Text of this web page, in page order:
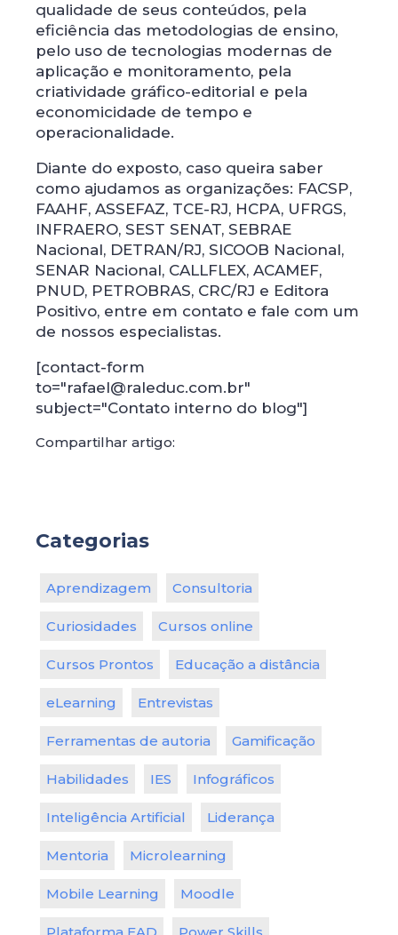
qualidade de seus conteúdos, pela
eficiência das metodologias de ensino,
pelo uso de tecnologias modernas de
aplicação e monitoramento, pela
criatividade gráfico-editorial e pela
economicidade de tempo e
operacionalidade.
Diante do exposto, caso queira saber
como ajudamos as organizações: FACSP,
FAAHF, ASSEFAZ, TCE-RJ, HCPA, UFRGS,
INFRAERO, SEST SENAT, SEBRAE
Nacional, DETRAN/RJ, SICOOB Nacional,
SENAR Nacional, CALLFLEX, ACAMEF,
PNUD, PETROBRAS, CRC/RJ e Editora
Positivo, entre em contato e fale com um
de nossos especialistas.
[contact-form
to="rafael@raleduc.com.br"
subject="Contato interno do blog"]
Compartilhar artigo:
Categorias
Aprendizagem Consultoria
Curiosidades Cursos online
Cursos Prontos Educação a distância
eLearning Entrevistas
Ferramentas de autoria Gamificação
Habilidades IES Infográficos
Inteligência Artificial Liderança
Mentoria Microlearning
Mobile Learning Moodle